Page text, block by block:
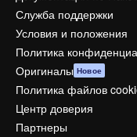
Служба поддержки
Условия и положения
Политика
Оригиналы Новое
Политика файлов
Центр доверия
Партнеры